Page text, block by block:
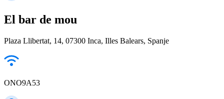
El bar de mou
Plaza Llibertat, 14, 07300 Inca, Illes Balears, Spanje
ONO9A53